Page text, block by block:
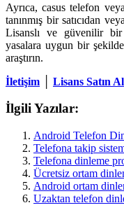
Ayrıca, casus telefon
tanınmış bir satıcıdan
Lisanslı ve güvenilir bir
yasalara uygun bir
araştırın.
İletişim
Lisans Satın Al
İlgili Yazılar:
Android Telefon
Telefona takip
Telefona dinleme
Ücretsiz ortam
Android ortam
Uzaktan telefon